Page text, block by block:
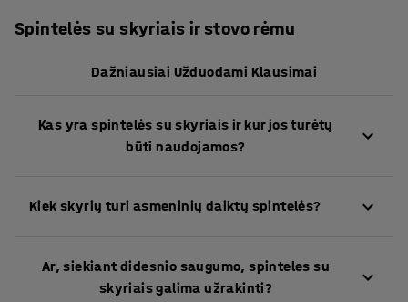
Spintelės su skyriais ir stovo rėmu
Dažniausiai Užduodami Klausimai
Kas yra spintelės su skyriais ir kur jos turėtų
būti naudojamos?
kurios yra skirtos saugiai laikyti daiktus aplinkose,
naudoti darbo vietose, mokyklose ar sporto
klubuose, nes yra praktiškas ir kompaktiškas daiktų
Kiek skyrių turi asmeninių daiktų spintelės?
nuo dviejų iki 10 skyrių. Galite rinktis vieno aukšto
spinteles didesniems daiktams arba daugiaaukštes
Ar, siekiant didesnio saugumo, spinteles su
skyriais galima užrakinti?